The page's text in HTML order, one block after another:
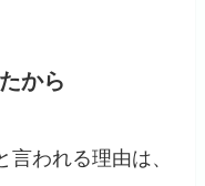
から
われる理由は、